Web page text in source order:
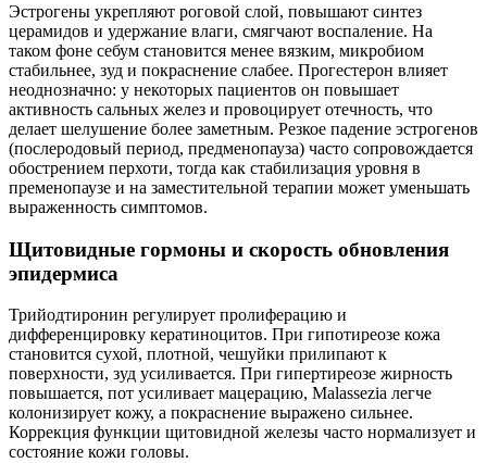
Эстрогены укрепляют роговой слой, повышают синтез
церамидов и удержание влаги, смягчают воспаление. На
таком фоне себум становится менее вязким, микробиом
стабильнее, зуд и покраснение слабее. Прогестерон влияет
неоднозначно: у некоторых пациентов он повышает
активность сальных желез и провоцирует отечность, что
делает шелушение более заметным. Резкое падение эстрогенов
(послеродовый период, предменопауза) часто сопровождается
обострением перхоти, тогда как стабилизация уровня в
пременопаузе и на заместительной терапии может уменьшать
выраженность симптомов.
Щитовидные гормоны и скорость обновления
эпидермиса
Трийодтиронин регулирует пролиферацию и
дифференцировку кератиноцитов. При гипотиреозе кожа
становится сухой, плотной, чешуйки прилипают к
поверхности, зуд усиливается. При гипертиреозе жирность
повышается, пот усиливает мацерацию, Malassezia легче
колонизирует кожу, а покраснение выражено сильнее.
Коррекция функции щитовидной железы часто нормализует и
состояние кожи головы.